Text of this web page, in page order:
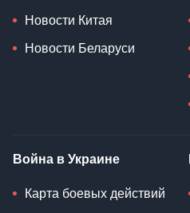
Новости Китая
Новости Беларуси
Война в Украине
Карта боевых действий